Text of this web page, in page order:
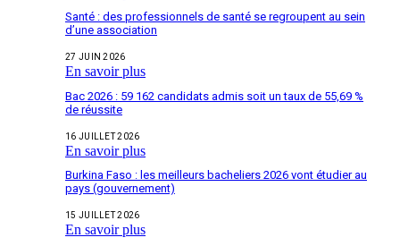
Santé : des professionnels de santé se regroupent au sein
d’une association
27 JUIN 2026
En savoir plus
Bac 2026 : 59 162 candidats admis soit un taux de 55,69 %
de réussite
16 JUILLET 2026
En savoir plus
Burkina Faso : les meilleurs bacheliers 2026 vont étudier au
pays (gouvernement)
15 JUILLET 2026
En savoir plus